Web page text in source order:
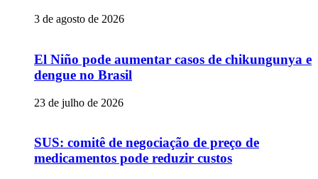
3 de agosto de 2026
El Niño pode aumentar casos de chikungunya e
dengue no Brasil
23 de julho de 2026
SUS: comitê de negociação de preço de
medicamentos pode reduzir custos